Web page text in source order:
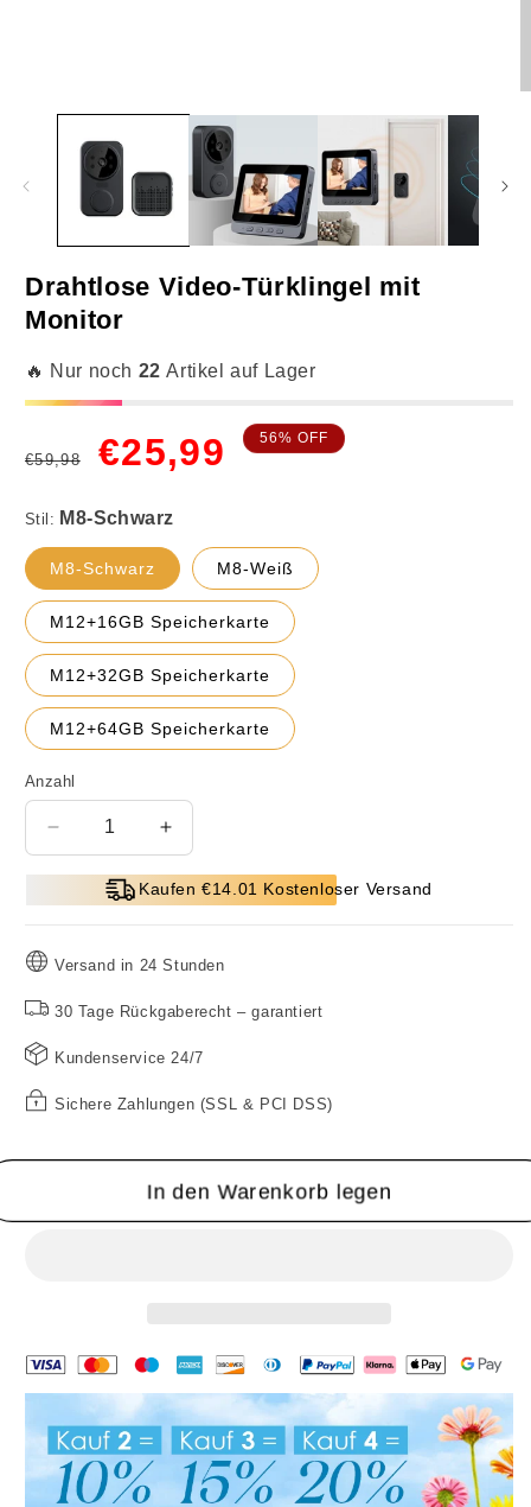
Drahtlose Video-Türklingel mit
Monitor
🔥 Nur noch 22Artikel auf Lager
Normaler
Preis
€59,98
Verkaufspreis
€25,99 56% OFF
Stil:
M8-Schwarz M8-Weiß
M12+16GB Speicherkarte
M12+32GB Speicherkarte
M12+64GB Speicherkarte
Anzahl
Verringere
die
Menge
für
Video-
mit
Erhöhe
die
Menge
für
Video-
mit
Kaufen €14.01 Kostenloser Versand
Versand in 24 Stunden
30 Tage Rückgaberecht – garantiert
Kundenservice 24/7
Sichere Zahlungen (SSL & PCI DSS)
In den Warenkorb legen